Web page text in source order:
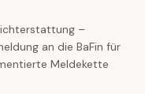
–
an die BaFin für
Meldekette